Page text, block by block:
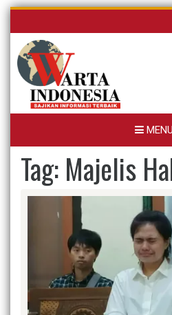
Skip
content
MENU
Tag: Majelis